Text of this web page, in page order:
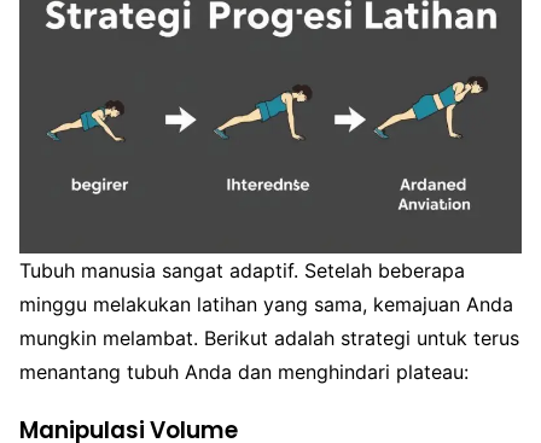
Tubuh manusia sangat adaptif. Setelah beberapa
minggu melakukan latihan yang sama, kemajuan Anda
mungkin melambat. Berikut adalah strategi untuk terus
menantang tubuh Anda dan menghindari plateau:
Manipulasi Volume